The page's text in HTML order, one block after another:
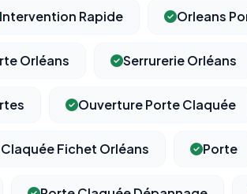
Intervention Rapide Orleans
Orléans Serrurerie Orléans
Ouverture Porte Claquée
Fichet Orléans Porte
Cookies essentiels TOUJOURS ACTIF
Nécessaires au fonctionnement du site :
pas être désactivés.